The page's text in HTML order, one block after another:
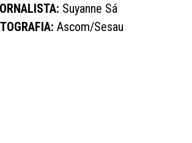
Suyanne Sá
Ascom/Sesau